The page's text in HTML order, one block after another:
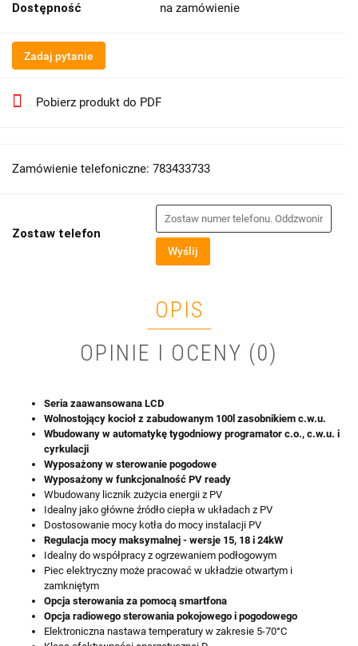
Dostępność na zamówienie
Zadaj pytanie
Pobierz produkt do PDF
Zamówienie telefoniczne: 783433733
Zostaw telefon
Wyślij
OPIS
OPINIE I OCENY (0)
Seria zaawansowana LCD
Wolnostojący kocioł z zabudowanym 100l zasobnikiem c.w.u.
Wbudowany w automatykę tygodniowy programator c.o., c.w.u. i
cyrkulacji
Wyposażony w sterowanie pogodowe
Wyposażony w funkcjonalność PV ready
Wbudowany licznik zużycia energii z PV
Idealny jako główne źródło ciepła w układach z PV
Dostosowanie mocy kotła do mocy instalacji PV
Regulacja mocy maksymalnej - wersje 15, 18 i 24kW
Idealny do współpracy z ogrzewaniem podłogowym
Piec elektryczny może pracować w układzie otwartym i
zamkniętym
Opcja sterowania za pomocą smartfona
Opcja radiowego sterowania pokojowego i pogodowego
Elektroniczna nastawa temperatury w zakresie 5-70°C